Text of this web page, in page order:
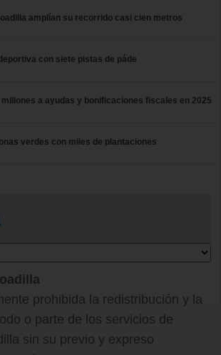
amplían su recorrido casi cien metros
con siete pistas de páde
millones a ayudas y bonificaciones fiscales en 2025
verdes con miles de plantaciones
prohibida la redistribución y la
o parte de los servicios de
sin su previo y expreso